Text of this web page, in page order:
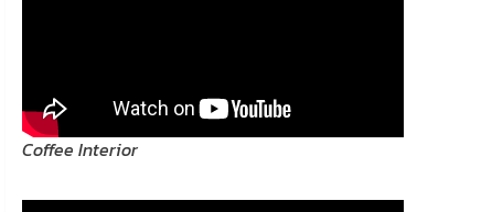
Coffee Interior